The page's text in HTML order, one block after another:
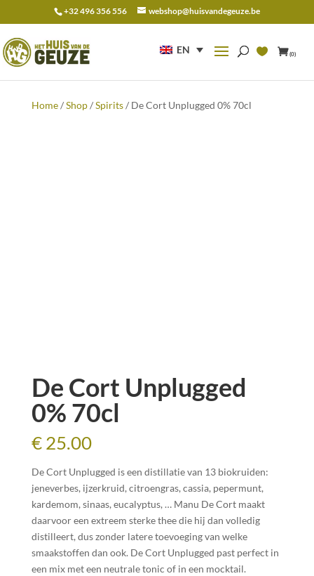
+32 496 356 556 webshop@huisvandegeuze.be
EN (0)
for:
Home/Shop/Spirits/ De Cort Unplugged 0% 70cl
De Cort Unplugged
0% 70cl
€25.00
De Cort Unplugged is een distillatie van 13 biokruiden:
jeneverbes, ijzerkruid, citroengras, cassia, pepermunt,
kardemom, sinaas, eucalyptus, … Manu De Cort maakt
daarvoor een extreem sterke thee die hij dan volledig
distilleert, dus zonder latere toevoeging van welke
smaakstoffen dan ook. De Cort Unplugged past perfect in
een mix met een neutrale tonic of in een mocktail.